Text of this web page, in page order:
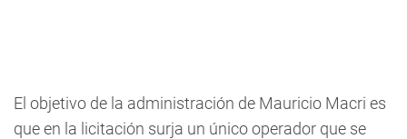
El objetivo de la administración de Mauricio Macri es
que en la licitación surja un único operador que se